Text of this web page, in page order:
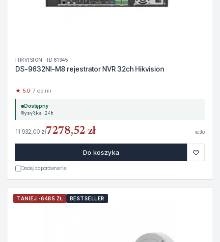
HIKVISION · ID 61345
DS-9632NI-M8 rejestrator NVR 32ch Hikvision
★ 5.0· 7 opinii
Dostępny
Wysyłka 24h
11 932,00 zł7278,52 zł netto
Do koszyka ♡
Dodaj do porównania
TANIEJ -6485 ZŁ BESTSELLER